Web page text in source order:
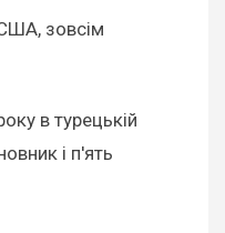
зовсім
в турецькій
і п'ять